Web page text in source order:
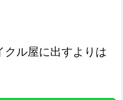
クル屋に出すよりは